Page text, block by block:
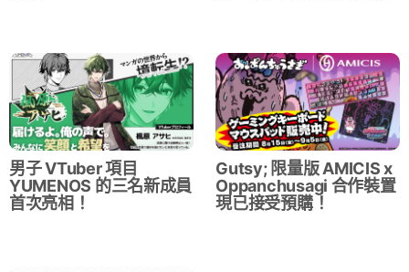
男子 VTuber 項目
YUMENOS 的三名新成員
首次亮相！
Gutsy; 限量版 AMICIS x
Oppanchusagi 合作裝置
現已接受預購！